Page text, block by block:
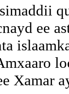
ee
Xamar